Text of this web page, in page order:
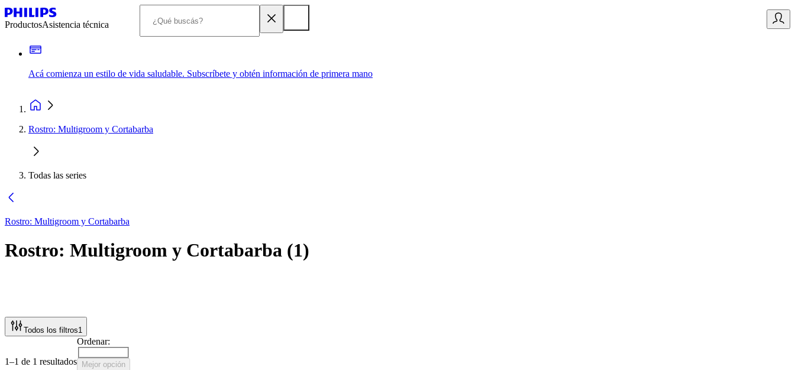
ProductosAsistencia técnica
Acá comienza un estilo de vida saludable. Subscríbete y obtén información de primera mano
Rostro: Multigroom y Cortabarba
Todas las series
Rostro: Multigroom y Cortabarba
Rostro: Multigroom y Cortabarba (1)
Todos los filtros1
1–1 de 1 resultados
Ordenar:
Mejor opción